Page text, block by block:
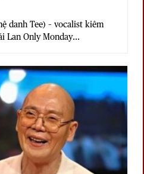
danh Tee) – vocalist kiêm
Lan Only Monday...